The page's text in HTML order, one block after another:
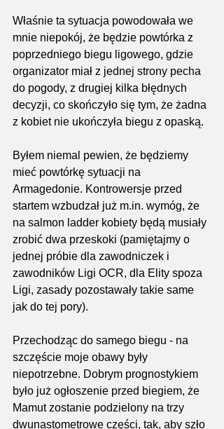
Właśnie ta sytuacja powodowała we
mnie niepokój, że będzie powtórka z
poprzedniego biegu ligowego, gdzie
organizator miał z jednej strony pecha
do pogody, z drugiej kilka błędnych
decyzji, co skończyło się tym, że żadna
z kobiet nie ukończyła biegu z opaską.
Byłem niemal pewien, że będziemy
mieć powtórkę sytuacji na
Armagedonie. Kontrowersje przed
startem wzbudzał już m.in. wymóg, że
na salmon ladder kobiety będą musiały
zrobić dwa przeskoki (pamiętajmy o
jednej próbie dla zawodniczek i
zawodników Ligi OCR, dla Elity spoza
Ligi, zasady pozostawały takie same
jak do tej pory).
Przechodząc do samego biegu - na
szczęście moje obawy były
niepotrzebne. Dobrym prognostykiem
było już ogłoszenie przed biegiem, że
Mamut zostanie podzielony na trzy
dwunastometrowe części, tak, aby szło